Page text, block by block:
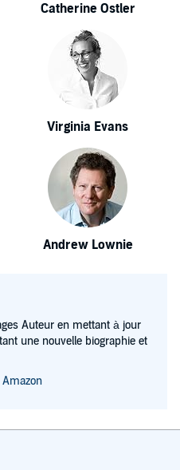
Catherine Ostler
Virginia Evans
Andrew Lownie
Auteur en mettant à jour
une nouvelle biographie et